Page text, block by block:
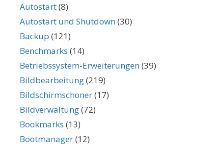
Autostart(8)
Autostart und Shutdown(30)
Backup (121)
Benchmarks (14)
Betriebssystem-Erweiterungen(39)
Bildbearbeitung(219)
Bildschirmschoner(17)
Bildverwaltung(72)
Bookmarks (13)
Bootmanager(12)